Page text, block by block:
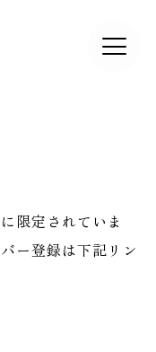
限定されていま
ー登録は下記リン